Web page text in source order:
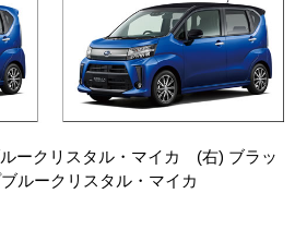
ークリスタル・マイカ (右) ブラッ
ルークリスタル・マイカ